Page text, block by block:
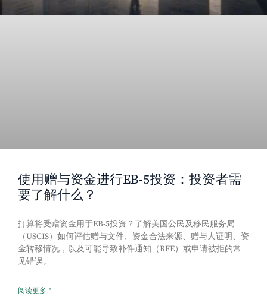
使用赠与资金进行EB-5投资：投资者需
要了解什么？
打算将受赠资金用于EB-5投资？了解美国公民及移民服务局
（USCIS）如何评估赠与文件、资金合法来源、赠与人证明、资
金转移情况，以及可能导致补件通知（RFE）或申请被拒的常
见错误。
阅读更多 "